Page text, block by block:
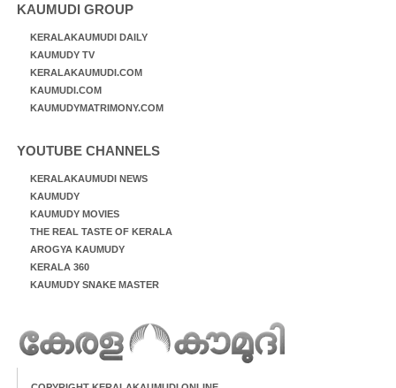
KAUMUDI GROUP
KERALAKAUMUDI DAILY
KAUMUDY TV
KERALAKAUMUDI.COM
KAUMUDI.COM
KAUMUDYMATRIMONY.COM
YOUTUBE CHANNELS
KERALAKAUMUDI NEWS
KAUMUDY
KAUMUDY MOVIES
THE REAL TASTE OF KERALA
AROGYA KAUMUDY
KERALA 360
KAUMUDY SNAKE MASTER